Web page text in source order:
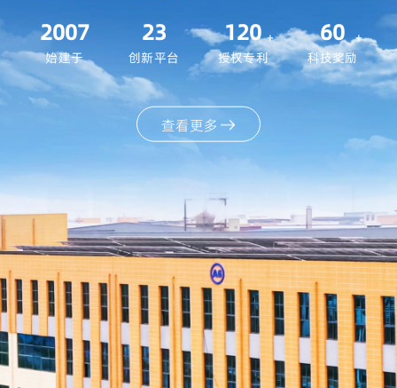
查看更多
2007
始建于
23
创新平台
120 +
授权专利
60
+
科技奖励
磁性材料
查看更多